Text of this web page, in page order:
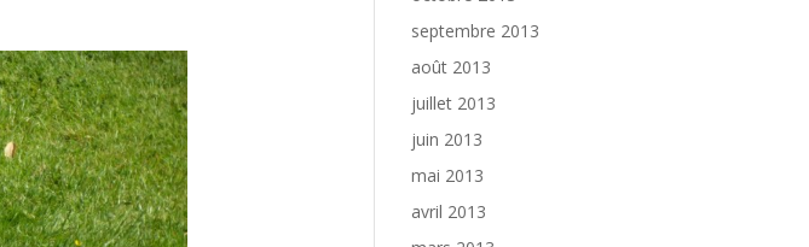
septembre 2013
août 2013
juillet 2013
juin 2013
mai 2013
avril 2013